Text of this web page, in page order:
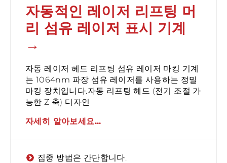
자동적인 레이저 리프팅 머
리 섬유 레이저 표시 기계
자동 레이저 헤드 리프팅 섬유 레이저 마킹 기계
는 1064nm 파장 섬유 레이저를 사용하는 정밀
마킹 장치입니다.자동 리프팅 헤드 (전기 조절 가
능한 Z 축) 디자인
자세히 알아보세요...
집중 방법은 간단합니다.